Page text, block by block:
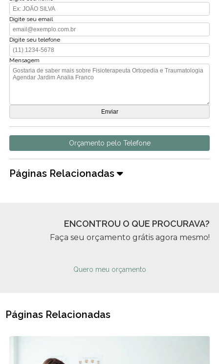
Digite seu email
Digite seu telefone
Mensagem
Orçamento pelo Telefone
Páginas Relacionadas
ENCONTROU O QUE PROCURAVA?
Faça seu orçamento grátis agora mesmo!
Quero meu orçamento
Páginas Relacionadas